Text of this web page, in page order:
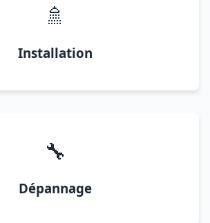
🚿
Installation
🔧
Dépannage